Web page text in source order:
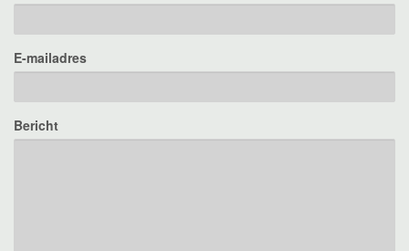
E-mailadres
Bericht